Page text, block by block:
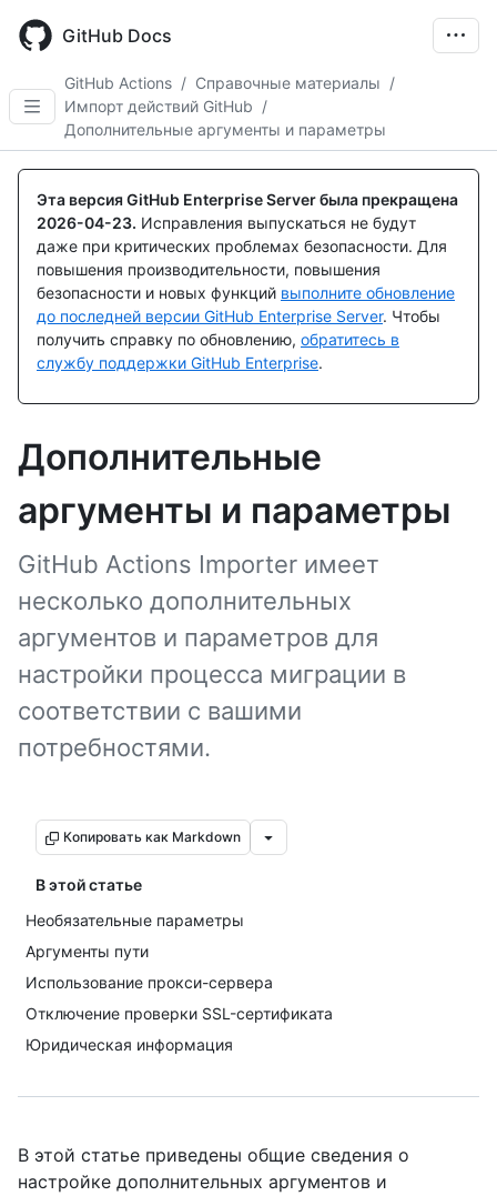
main
GitHub Docs
GitHub Actions / Справочные материалы /
Импорт действий GitHub /
Дополнительные аргументы и параметры
Эта версия GitHub Enterprise Server была прекращена
2026-04-23. Исправления выпускаться не будут
даже при критических проблемах безопасности. Для
повышения производительности, повышения
безопасности и новых функций выполните обновление
до последней версии GitHub Enterprise Server. Чтобы
получить справку по обновлению, обратитесь в
службу поддержки GitHub Enterprise.
Дополнительные
аргументы и параметры
GitHub Actions Importer имеет
несколько дополнительных
аргументов и параметров для
настройки процесса миграции в
соответствии с вашими
потребностями.
Копировать как Markdown
В этой статье
Необязательные параметры
Аргументы пути
Использование прокси-сервера
Отключение проверки SSL-сертификата
Юридическая информация
В этой статье приведены общие сведения о
настройке дополнительных аргументов и